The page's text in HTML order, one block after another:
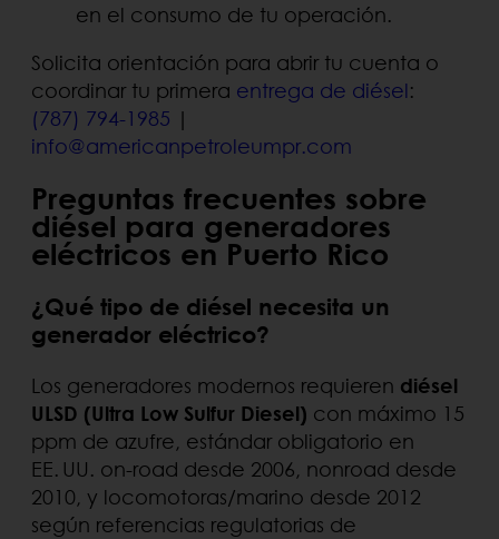
en el consumo de tu operación.
Solicita orientación para abrir tu cuenta o
coordinar tu primera entrega de diésel:
(787) 794-1985 |
info@americanpetroleumpr.com
Preguntas frecuentes sobre
diésel para generadores
eléctricos en Puerto Rico
¿Qué tipo de diésel necesita un
generador eléctrico?
Los generadores modernos requieren diésel
ULSD (Ultra Low Sulfur Diesel) con máximo 15
ppm de azufre, estándar obligatorio en
EE. UU. on-road desde 2006, nonroad desde
2010, y locomotoras/marino desde 2012
según referencias regulatorias de